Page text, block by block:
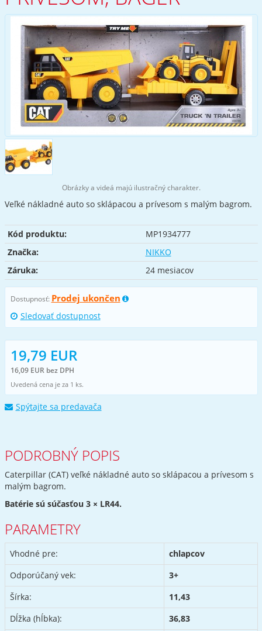
Obrázky a videá majú ilustračný charakter.
Veľké nákladné auto so sklápacou a prívesom s malým bagrom.
Kód produktu:
MP1934777
Značka:
NIKKO
Záruka:
24 mesiacov
Dostupnosť: Prodej ukončen
Sledovať dostupnost
19,79 EUR
16,09 EUR bez DPH
Uvedená cena je za 1 ks.
Spýtajte sa predavača
PODROBNÝ POPIS
Caterpillar (CAT) veľké nákladné auto so sklápacou a prívesom s
malým bagrom.
Batérie sú súčasťou 3 × LR44.
PARAMETRY
Vhodné pre:
chlapcov
Odporúčaný vek:
3+
Šírka:
11,43
Dĺžka (hĺbka):
36,83